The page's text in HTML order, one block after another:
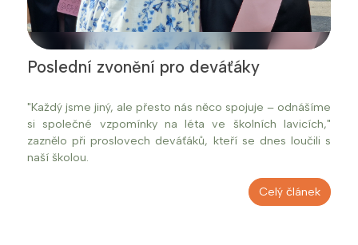
Poslední zvonění pro deváťáky
"Každý jsme jiný, ale přesto nás něco spojuje – odnášíme
si společné vzpomínky na léta ve školních lavicích,"
zaznělo při proslovech deváťáků, kteří se dnes loučili s
naší školou.
Celý článek